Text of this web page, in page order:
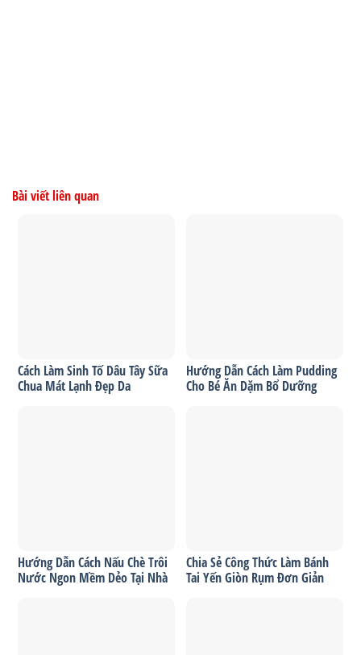
Bài viết liên quan
Cách Làm Sinh Tố Dâu Tây Sữa
Chua Mát Lạnh Đẹp Da
Hướng Dẫn Cách Làm Pudding
Cho Bé Ăn Dặm Bổ Dưỡng
Hướng Dẫn Cách Nấu Chè Trôi
Nước Ngon Mềm Dẻo Tại Nhà
Chia Sẻ Công Thức Làm Bánh
Tai Yến Giòn Rụm Đơn Giản